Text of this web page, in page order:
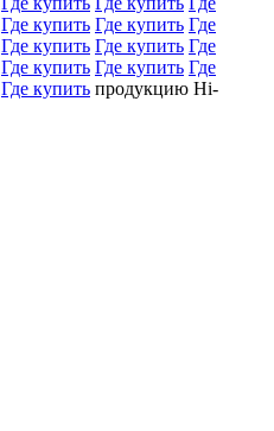
Где купить Где купить Где
Где купить Где купить Где
Где купить Где купить Где
Где купить продукцию Hi-